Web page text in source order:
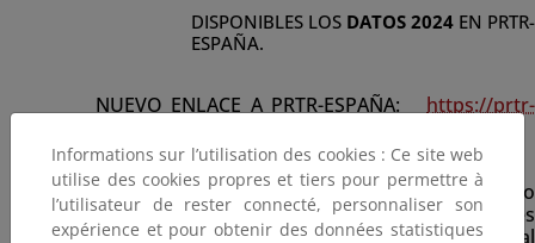
DISPONIBLES LOS DATOS 2024 EN PRTR-
ESPAÑA.
NUEVO ENLACE A PRTR-ESPAÑA: https://prtr-
Para cualquier consulta, pueden dirigirse al nuevo
correo: Registro de Emisiones y Fuentes
Contaminantes
bzn-prtr-es@miteco.es
o bien al
Informations sur l’utilisation des cookies : Ce site web
utilise des cookies propres et tiers pour permettre à
l’utilisateur de rester connecté, personnaliser son
expérience et pour obtenir des données statistiques